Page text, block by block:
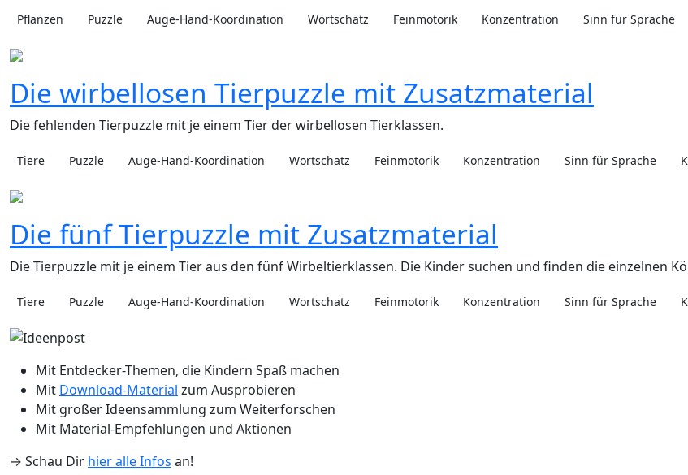
Pflanzen Puzzle Auge-Hand-Koordination Wortschatz Feinmotorik Konzentration Sinn für Sprache
Die wirbellosen Tierpuzzle mit Zusatzmaterial
Die fehlenden Tierpuzzle mit je einem Tier der wirbellosen Tierklassen.
Tiere Puzzle Auge-Hand-Koordination Wortschatz Feinmotorik Konzentration Sinn für Sprache
Die fünf Tierpuzzle mit Zusatzmaterial
Die Tierpuzzle mit je einem Tier aus den fünf Wirbeltierklassen. Die Kinder suchen und finden die einzelnen
Tiere Puzzle Auge-Hand-Koordination Wortschatz Feinmotorik Konzentration Sinn für Sprache
Mit Entdecker-Themen, die Kindern Spaß machen
Mit Download-Material zum Ausprobieren
Mit großer Ideensammlung zum Weiterforschen
Mit Material-Empfehlungen und Aktionen
→ Schau Dir hier alle Infos an!